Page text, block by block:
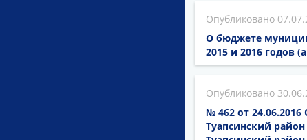
О бюджете
2015 и 2016 годов
№ 462 от
Туапсинский